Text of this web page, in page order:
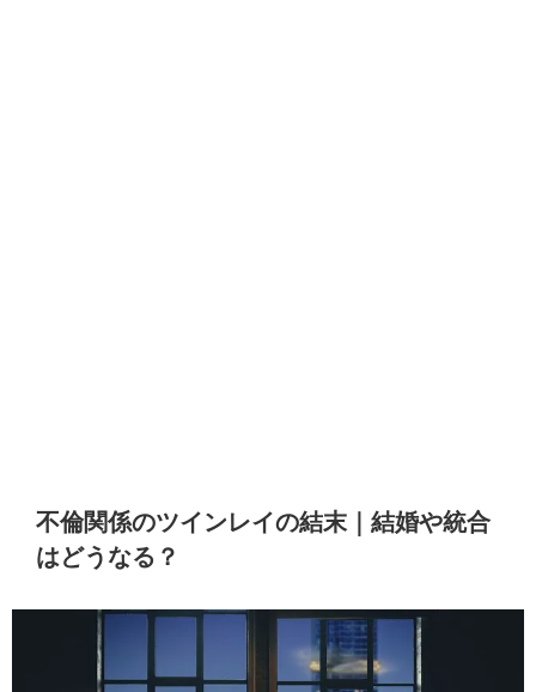
不倫関係のツインレイの結末｜結婚や統合
はどうなる？